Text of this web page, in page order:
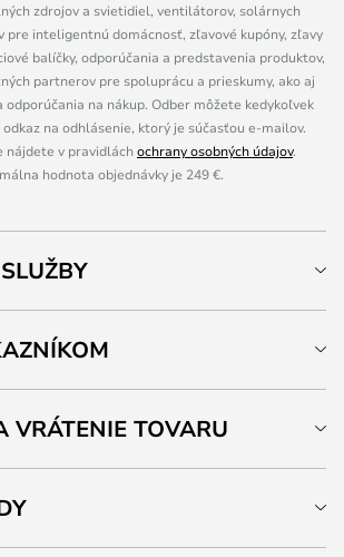
zdrojov a svietidiel, ventilátorov, solárnych
pre inteligentnú domácnosť, zľavové kupóny, zľavy
balíčky, odporúčania a predstavenia produktov,
partnerov pre spoluprácu a prieskumy, ako aj
odporúčania na nákup. Odber môžete kedykoľvek
na odhlásenie, ktorý je súčasťou e-mailov.
nájdete v pravidláchochrany osobných údajov.
hodnota objednávky je 249 €.
VRÁTENIE TOVARU